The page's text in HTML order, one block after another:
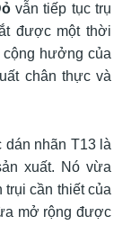
vẫn tiếp tục trụ
được một thời
hưởng của
chân thực và
dán nhãn T13 là
xuất. Nó vừa
cần thiết của
mở rộng được